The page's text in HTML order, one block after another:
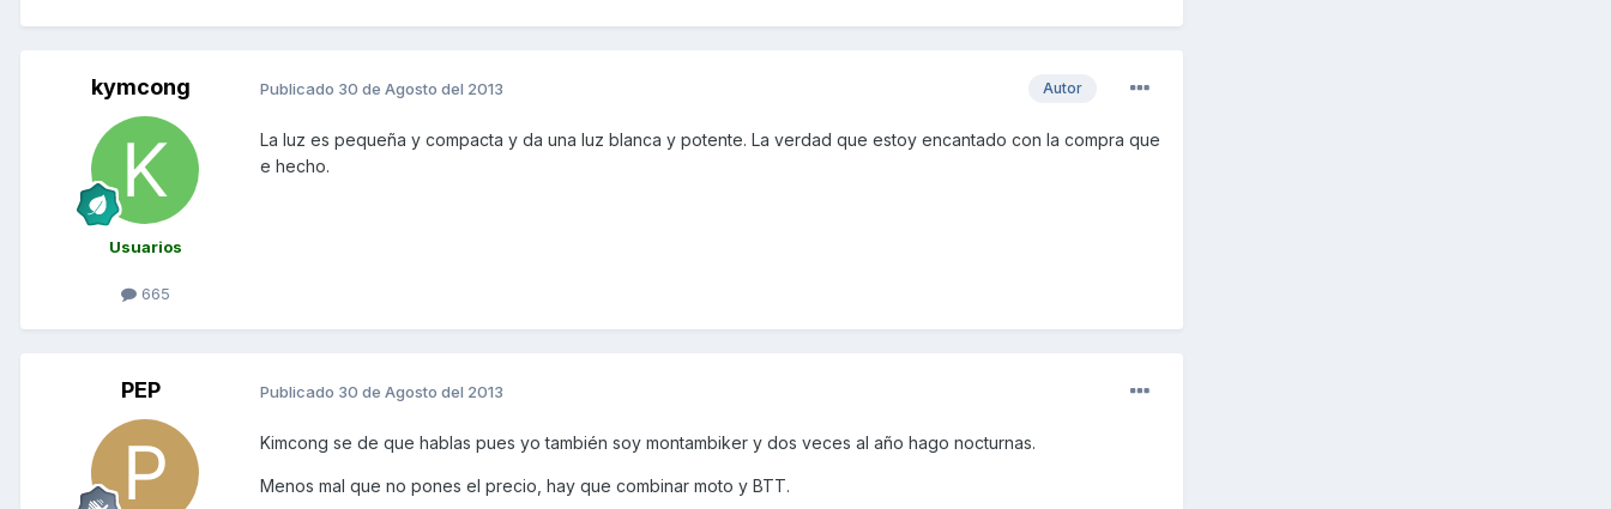
kymcong
Usuarios
665
Autor
Publicado 30 de Agosto del 2013
La luz es pequeña y compacta y da una luz blanca y potente. La verdad que estoy encantado con la compra que
e hecho.
PEP Publicado 30 de Agosto del 2013
Kimcong se de que hablas pues yo también soy montambiker y dos veces al año hago nocturnas.
Menos mal que no pones el precio, hay que combinar moto y BTT.